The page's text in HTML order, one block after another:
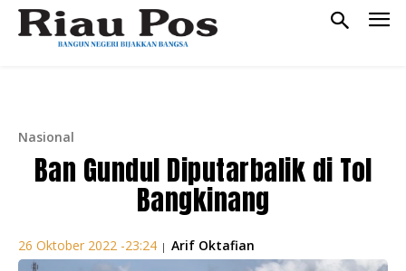
Nasional
Ban Gundul Diputarbalik di Tol
Bangkinang
26 Oktober 2022 -23:24 | Arif Oktafian